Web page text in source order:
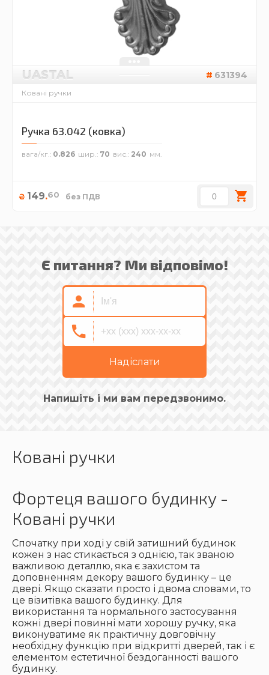
UASTAL 631394
Ковані ручки
Ручка 63.042 (ковка)
вага/кг. 0.826 шир. 70 вис. 240
₴ 149.60 без ПДВ
Є питання? Ми відповімо!
Надіслати
Напишіть і ми вам передзвонимо.
Ковані ручки
Фортеця вашого будинку -
Ковані ручки
Спочатку при ході у свій затишний будинок
кожен з нас стикається з однією, так званою
важливою деталлю, яка є захистом та
доповненням декору вашого будинку – це
двері. Якщо сказати просто і двома словами, то
це візитівка вашого будинку. Для
використання та нормального застосування
кожні двері повинні мати хорошу ручку, яка
виконуватиме як практичну довговічну
необхідну функцію при відкритті дверей, так і є
елементом естетичної бездоганності вашого
будинку.